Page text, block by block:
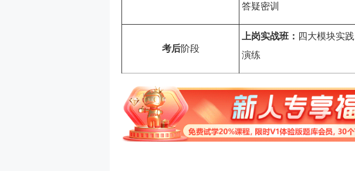
答疑密训
考后阶段
上岗实战班： 四大模块实践
演练